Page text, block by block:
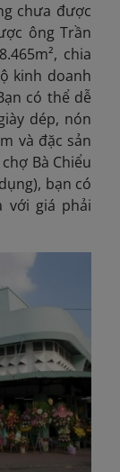
chưa được
ông Trần
chia
kinh doanh
có thể dễ
dép, nón
và đặc sản
Bà Chiểu
bạn có
với giá phải